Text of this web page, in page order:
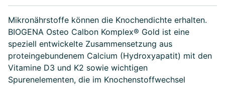
Mikronährstoffe können die Knochendichte erhalten.
BIOGENA Osteo Calbon Komplex® Gold ist eine
speziell entwickelte Zusammensetzung aus
proteingebundenem Calcium (Hydroxyapatit) mit den
Vitamine D3 und K2 sowie wichtigen
Spurenelementen, die im Knochenstoffwechsel